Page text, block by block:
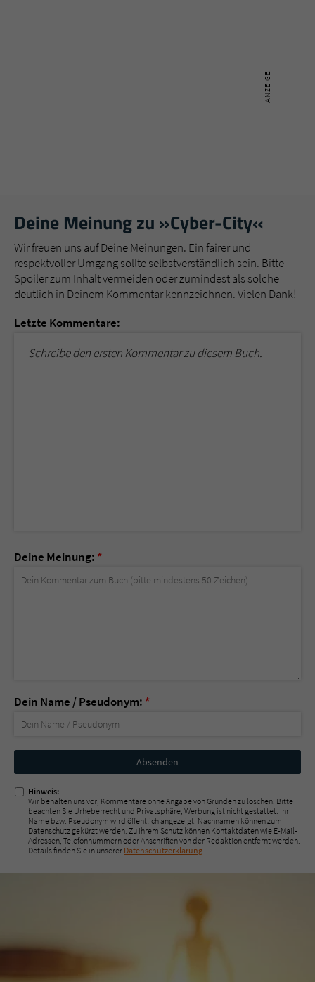
Deine Meinung zu »Cyber-City«
Wir freuen uns auf Deine Meinungen. Ein fairer und
respektvoller Umgang sollte selbstverständlich sein. Bitte
Spoiler zum Inhalt vermeiden oder zumindest als solche
deutlich in Deinem Kommentar kennzeichnen. Vielen Dank!
Letzte Kommentare:
Schreibe den ersten Kommentar zu diesem Buch.
Deine Meinung: *
Dein Name / Pseudonym: *
Nicht
ausfüllen!
Hinweis:
Wir behalten uns vor, Kommentare ohne Angabe von Gründen zu löschen. Bitte
beachten Sie Urheberrecht und Privatsphäre; Werbung ist nicht gestattet. Ihr
Name bzw. Pseudonym wird öffentlich angezeigt; Nachnamen können zum
Datenschutz gekürzt werden. Zu Ihrem Schutz können Kontaktdaten wie E-Mail-
Adressen, Telefonnummern oder Anschriften von der Redaktion entfernt werden.
Details finden Sie in unserer Datenschutzerklärung